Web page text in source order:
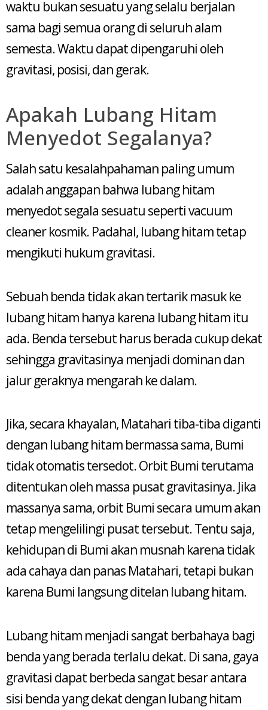
waktu bukan sesuatu yang selalu berjalan
sama bagi semua orang di seluruh alam
semesta. Waktu dapat dipengaruhi oleh
gravitasi, posisi, dan gerak.
Apakah Lubang Hitam
Menyedot Segalanya?
Salah satu kesalahpahaman paling umum
adalah anggapan bahwa lubang hitam
menyedot segala sesuatu seperti vacuum
cleaner kosmik. Padahal, lubang hitam tetap
mengikuti hukum gravitasi.
Sebuah benda tidak akan tertarik masuk ke
lubang hitam hanya karena lubang hitam itu
ada. Benda tersebut harus berada cukup dekat
sehingga gravitasinya menjadi dominan dan
jalur geraknya mengarah ke dalam.
Jika, secara khayalan, Matahari tiba-tiba diganti
dengan lubang hitam bermassa sama, Bumi
tidak otomatis tersedot. Orbit Bumi terutama
ditentukan oleh massa pusat gravitasinya. Jika
massanya sama, orbit Bumi secara umum akan
tetap mengelilingi pusat tersebut. Tentu saja,
kehidupan di Bumi akan musnah karena tidak
ada cahaya dan panas Matahari, tetapi bukan
karena Bumi langsung ditelan lubang hitam.
Lubang hitam menjadi sangat berbahaya bagi
benda yang berada terlalu dekat. Di sana, gaya
gravitasi dapat berbeda sangat besar antara
sisi benda yang dekat dengan lubang hitam